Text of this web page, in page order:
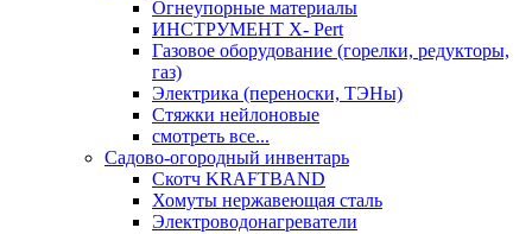
Огнеупорные материалы
ИНСТРУМЕНТ X- Pert
Газовое оборудование (горелки, редукторы,
газ)
Электрика (переноски, ТЭНы)
Стяжки нейлоновые
смотреть все...
Садово-огородный инвентарь
Скотч KRAFTBAND
Хомуты нержавеющая сталь
Электроводонагреватели